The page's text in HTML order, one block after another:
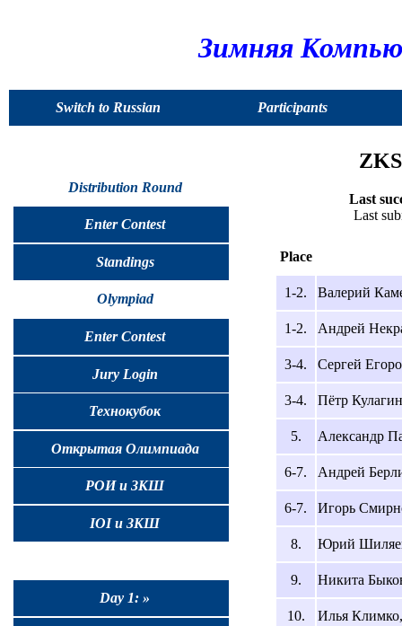
Зимняя
Switch to Russian Participants
Distribution Round
Enter Contest
Standings
Olympiad
Enter Contest
Jury Login
Технокубок
Открытая Олимпиада
РОИ и ЗКШ
IOI и ЗКШ
Day 1: »
Last
Last
Place
1-2. Валерий
1-2. Андрей
3-4. Сергей
3-4. Пётр
5. Александр
6-7. Андрей
6-7. Игорь
8. Юрий
9. Никита
10. Илья